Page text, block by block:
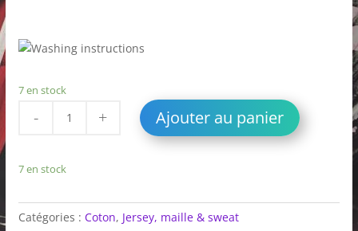
7 en stock
Jersey
TEX
imprimé
Ajouter au panier
7 en stock
Catégories : Coton, Jersey, maille & sweat